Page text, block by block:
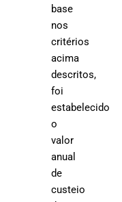
base
nos
critérios
acima
descritos,
foi
estabelecido
o
valor
anual
de
custeio